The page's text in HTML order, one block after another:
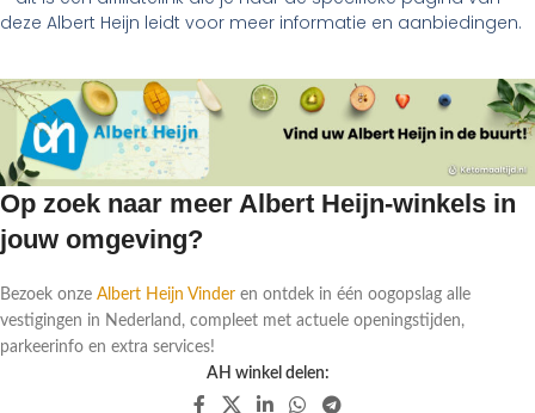
deze Albert Heijn leidt voor meer informatie en aanbiedingen.
Op zoek naar meer Albert Heijn-winkels in
jouw omgeving?
Bezoek onze Albert Heijn Vinder en ontdek in één oogopslag alle
vestigingen in Nederland, compleet met actuele openingstijden,
parkeerinfo en extra services!
AH winkel delen: